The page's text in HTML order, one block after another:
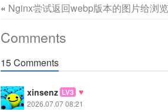
« Nginx尝试返回webp版本的图片给浏
Comments
15 Comments
xinsenz LV3 ♥
2026.07.07 08:21